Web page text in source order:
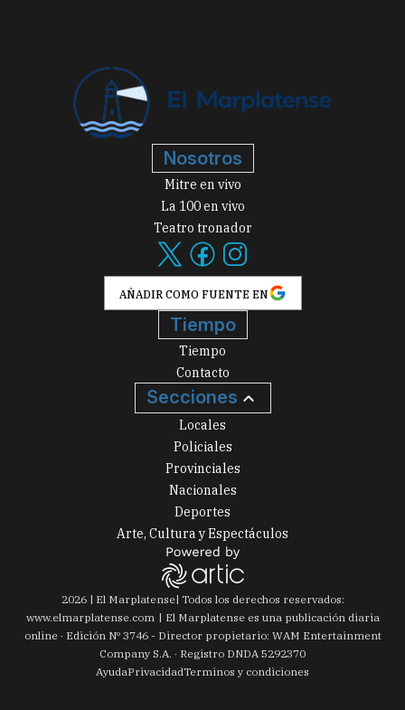
Nosotros
Mitre en vivo
La 100 en vivo
Teatro tronador
AÑADIR COMO FUENTE EN
Tiempo
Tiempo
Contacto
Secciones
Locales
Policiales
Provinciales
Nacionales
Deportes
Arte, Cultura y Espectáculos
2026| El Marplatense| Todos los derechos reservados:
www.elmarplatense.com
El Marplatense es una publicación diaria
online · Edición Nº 3746- Director propietario: WAM Entertainment
Company S.A. · Registro DNDA 5292370
AyudaPrivacidadTerminos y condiciones